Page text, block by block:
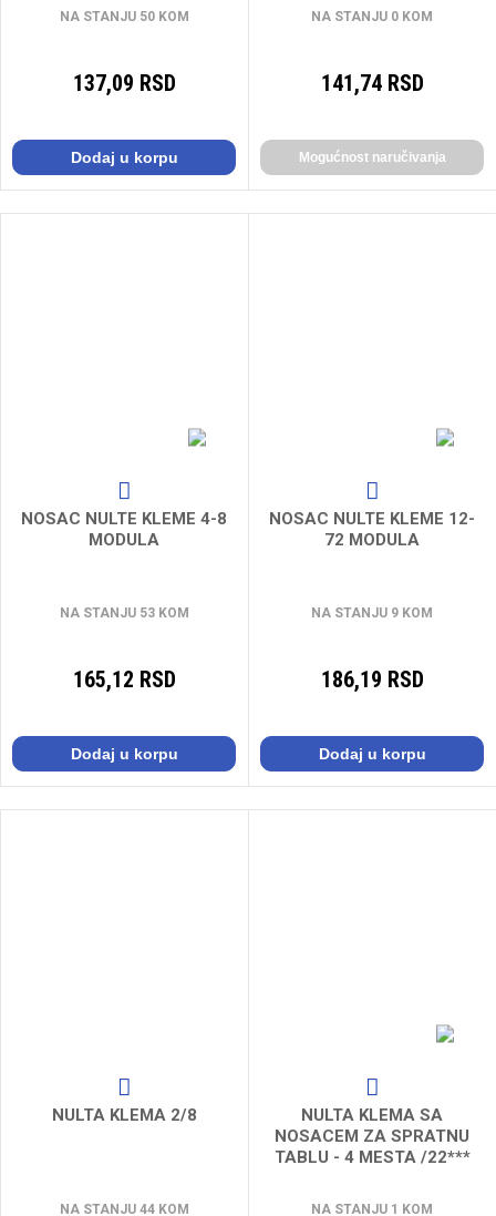
NA STANJU 50 KOM
137,09 RSD
Dodaj u korpu
NA STANJU 0 KOM
141,74 RSD
Mogućnost naručivanja
NOSAC NULTE KLEME 4-8
MODULA
NA STANJU 53 KOM
165,12 RSD
Dodaj u korpu
NOSAC NULTE KLEME 12-
72 MODULA
NA STANJU 9 KOM
186,19 RSD
Dodaj u korpu
NULTA KLEMA 2/8
NA STANJU 44 KOM
NULTA KLEMA SA
NOSACEM ZA SPRATNU
TABLU - 4 MESTA /22***
NA STANJU 1 KOM